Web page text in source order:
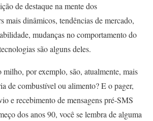
de destaque na mente dos
mais dinâmicos, tendências de mercado,
mudanças no comportamento do
são alguns deles.
milho, por exemplo, são, atualmente, mais
de combustível ou alimento? E o pager,
e recebimento de mensagens pré-SMS
dos anos 90, você se lembra de alguma